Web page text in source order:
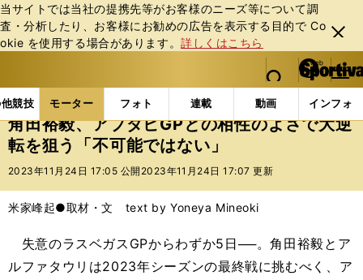
当サイトでは当社の提携先等がお客様のニーズ等について調
査・分析したり、お客様にお勧めの広告を表⽰する⽬的で Co
okie を使⽤する場合があります。詳しくはこちら
閉じ
る
web Sportiva (webスポルティーバ)
検索
マイペ
ー
ジ
メニュ
競技 モーター フォト 連載 動画 インフォ
b
ス
ポ
ル
バ
モーターの記事一覧 モーター F1 角田裕毅、ア
角田裕毅、アブダビGPとの相性のよさで大逆
転を狙う「不可能ではない」
2023年11月24日 17:05 公開 2023年11月24日 17:07 更新
米家峰起●取材・文 text by Yoneya Mineoki
失意のラスベガスGPからわずか5日──。角田裕毅とア
ルファタウリは2023年シーズンの最終戦に挑むべく、ア